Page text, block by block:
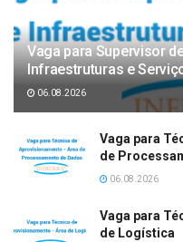
Vaga para Supervisor
Infraestruturas e
06.08.2026
Vaga para
de
06.08.2026
Vaga para
de Logística